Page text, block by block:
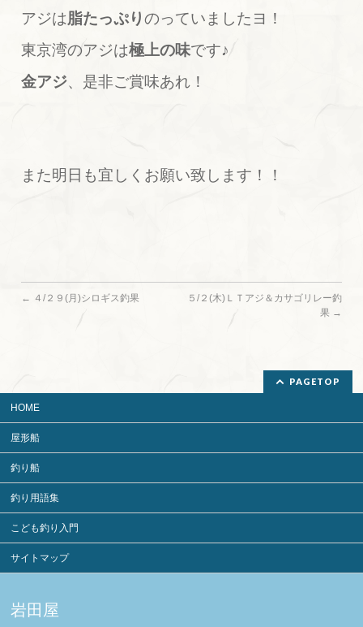
アジは脂たっぷりのっていましたヨ！
東京湾のアジは極上の味です♪
金アジ、是非ご賞味あれ！
また明日も宜しくお願い致します！！
← ４/２９(月)シロギス釣果
５/２(木)ＬＴアジ＆カサゴリレー釣
果 →
PAGETOP
HOME
屋形船
釣り船
釣り用語集
こども釣り入門
サイトマップ
岩田屋